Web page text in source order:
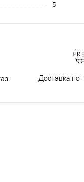
5
Доставка по